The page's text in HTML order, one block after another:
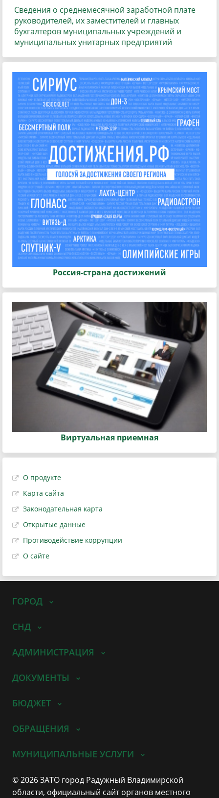
Сведения о среднемесячной заработной плате
руководителей, их заместителей и главных
бухгалтеров муниципальных учреждений и
муниципальных унитарных предприятий
Россия-страна достижений
Виртуальная приемная
О продукте
Карта сайта
Законодательная карта
Открытые данные
Противодействие коррупции
О сайте
ГОРОД
СНД
АДМИНИСТРАЦИЯ
ДОКУМЕНТЫ
БЮДЖЕТ
ОБРАЩЕНИЯ
МУНИЦИПАЛЬНЫЕ УСЛУГИ
© 2026 ЗАТО город Радужный Владимирской
области, официальный сайт органов местного